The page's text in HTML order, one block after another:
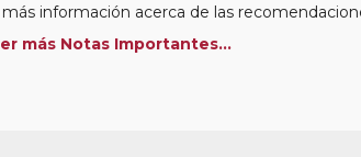
más información acerca de las
del Ministerio de Asuntos Exteriores de
más Notas Importantes...